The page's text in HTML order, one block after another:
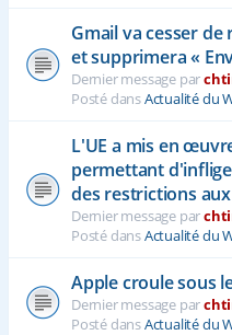
Gmail va cesser
et supprimera «
Dernier message par
Posté dansActualité du
L'UE a mis en
permettant
des restrictions
Dernier message par
Posté dansActualité du
Apple croule sous
Dernier message par
Posté dansActualité du